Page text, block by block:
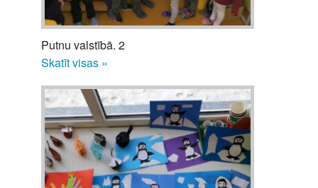
Putnu valstībā. 2
Skatīt visas »